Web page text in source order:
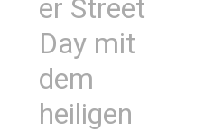
er Street
Day mit
dem
heiligen